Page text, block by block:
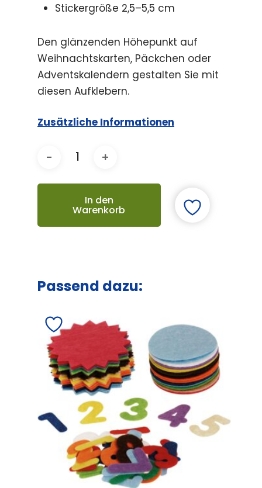
Stickergröße 2,5–5,5 cm
Den glänzenden Höhepunkt auf
Weihnachtskarten, Päckchen oder
Adventskalendern gestalten Sie mit
diesen Aufklebern.
Zusätzliche Informationen
In den
Warenkorb
Passend dazu: